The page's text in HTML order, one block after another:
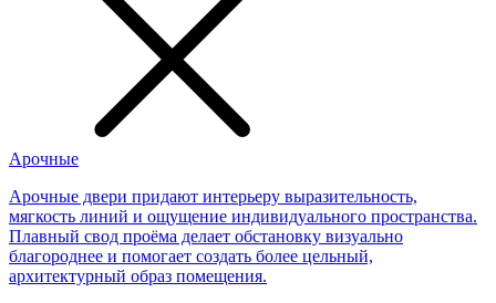
Арочные
Арочные двери придают интерьеру выразительность,
мягкость линий и ощущение индивидуального пространства.
Плавный свод проёма делает обстановку визуально
благороднее и помогает создать более цельный,
архитектурный образ помещения.